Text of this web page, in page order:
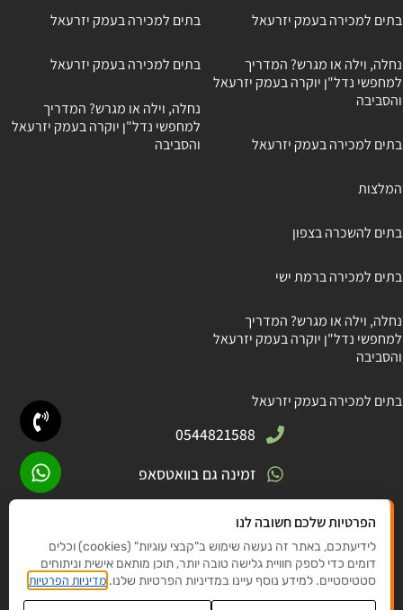
בתים למכירה בעמק יזרעאל
נחלה, וילה או מגרש? המדריך
למחפשי נדל"ן יוקרה בעמק יזרעאל
והסביבה
בתים למכירה בעמק יזרעאל
המלצות
בתים להשכרה בצפון
בתים למכירה ברמת ישי
נחלה, וילה או מגרש? המדריך
למחפשי נדל"ן יוקרה בעמק יזרעאל
והסביבה
בתים למכירה בעמק יזרעאל
בתים למכירה בעמק יזרעאל
בתים למכירה בעמק יזרעאל
נחלה, וילה או מגרש? המדריך
למחפשי נדל"ן יוקרה בעמק יזרעאל
והסביבה
0544821588
זמינה גם בוואטסאפ
חניתה 5, גבעת אלה
elishyet@gmail .com
הפרטיות שלכם חשובה לנו
לידיעתכם, באתר זה נעשה שימוש ב"קבצי עוגיות" (cookies) וכלים
דומים כדי לספק חוויית גלישה טובה יותר, תוכן מותאם אישית וניתוחים
סטטיסטיים. למידע נוסף עיינו במדיניות הפרטיות שלנו. מדיניות הפרטיות